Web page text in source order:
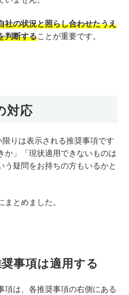
社の状況と照らし合わせたうえ
判断することが重要です。
対応
りは表示される推奨事項です
か」「現状適用できないものは
う疑問をお持ちの方もいるかと
とめました。
事項は適用する
項は、各推奨事項の右側にある